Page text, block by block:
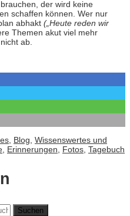
der wird keine
schaffen können. Wer nur
abhakt („Heute reden wir
Themen akut viel mehr
ab.
, Blog, Wissenswertes und
, Erinnerungen, Fotos, Tagebuch